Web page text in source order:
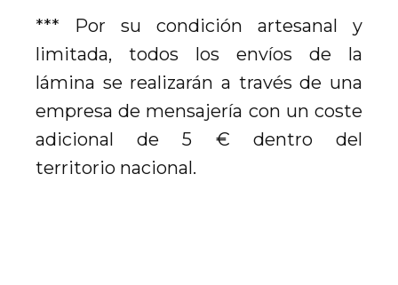
*** Por su condición artesanal y
limitada, todos los envíos de la
lámina se realizarán a través de una
empresa de mensajería con un coste
adicional de 5 € dentro del
territorio nacional.